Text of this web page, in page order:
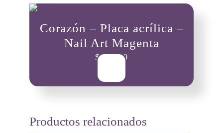
Corazón – Placa acrílica –
Nail Art Magenta
$10,000
Productos relacionados